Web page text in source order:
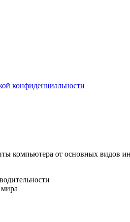
конфиденциальности
компьютера от основных видов